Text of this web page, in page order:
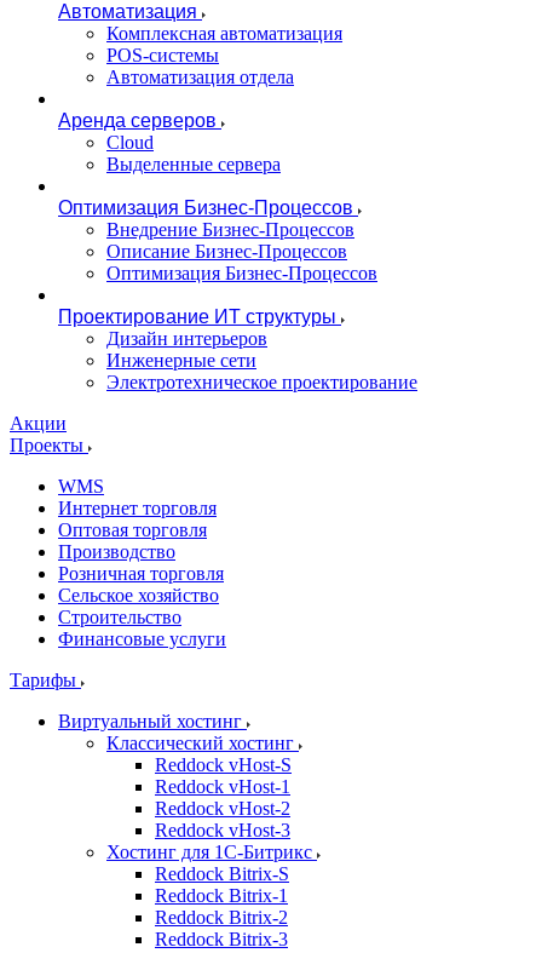
Автоматизация
Комплексная автоматизация
POS-системы
Автоматизация отдела
Аренда серверов
Cloud
Выделенные сервера
Оптимизация Бизнес-Процессов
Внедрение Бизнес-Процессов
Описание Бизнес-Процессов
Оптимизация Бизнес-Процессов
Проектирование ИТ структуры
Дизайн интерьеров
Инженерные сети
Электротехническое проектирование
Акции
Проекты
WMS
Интернет торговля
Оптовая торговля
Производство
Розничная торговля
Сельское хозяйство
Строительство
Финансовые услуги
Тарифы
Виртуальный хостинг
Классический хостинг
Reddock vHost-S
Reddock vHost-1
Reddock vHost-2
Reddock vHost-3
Хостинг для 1С-Битрикс
Reddock Bitrix-S
Reddock Bitrix-1
Reddock Bitrix-2
Reddock Bitrix-3